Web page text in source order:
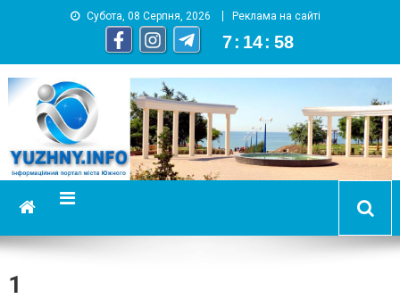
Субота, 08 Серпня, 2026 Реклама на сайті
7 : 14 : 58
YUZHNY.INFO
информационный портал города Южный
1